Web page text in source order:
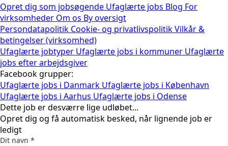
Opret dig som jobsøgende Ufaglærte jobs Blog For
virksomheder Om os By oversigt
Persondatapolitik Cookie- og privatlivspolitikVilkår &
betingelser (virksomhed)
Ufaglærte jobtyper Ufaglærte jobs i kommuner Ufaglærte
jobs efter arbejdsgiver
Facebook grupper:
Ufaglærte jobs i Danmark Ufaglærte jobs i København
Ufaglærte jobs i Aarhus Ufaglærte jobs i Odense
Dette job er desværre lige udløbet...
Opret dig og få automatisk besked, når lignende job er
ledigt
Dit navn *